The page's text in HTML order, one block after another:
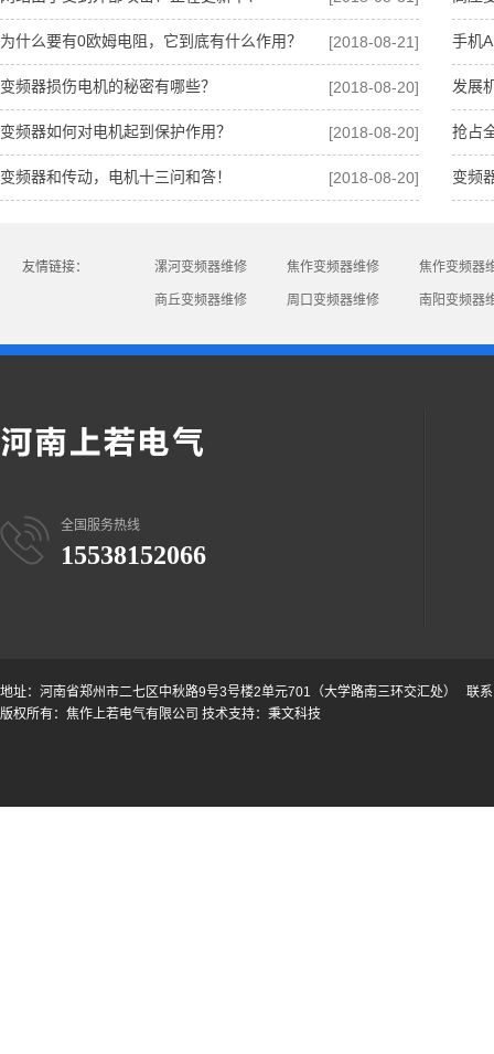
[2018-08-21]
为什么要有0欧姆电阻，它到底有什么作用？
[2018-08-20]
变频器损伤电机的秘密有哪些？
[2018-08-20]
变频器如何对电机起到保护作用？
[2018-08-20]
变频器和传动，电机十三问和答！
手机
发展
抢占
变频
友情链接： 漯河变频器维修 焦作变频器维修 焦作变频器
商丘变频器维修 周口变频器维修 南阳变频器
全国服务热线
15538152066
地址：河南省郑州市二七区中秋路9号3号楼2单元701（大学路南三环交汇处）
版权所有：焦作上若电气有限公司 技术支持： 秉文科技